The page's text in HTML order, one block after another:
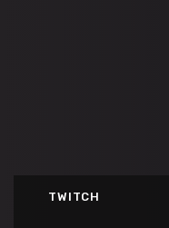
TWITCH